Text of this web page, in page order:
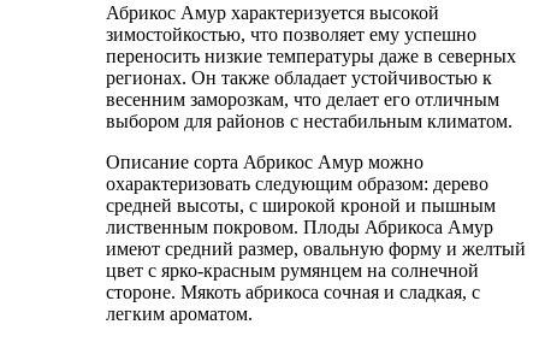
Абрикос Амур характеризуется высокой
зимостойкостью, что позволяет ему успешно
переносить низкие температуры даже в северных
регионах. Он также обладает устойчивостью к
весенним заморозкам, что делает его отличным
выбором для районов с нестабильным климатом.
Описание сорта Абрикос Амур можно
охарактеризовать следующим образом: дерево
средней высоты, с широкой кроной и пышным
лиственным покровом. Плоды Абрикоса Амур
имеют средний размер, овальную форму и желтый
цвет с ярко-красным румянцем на солнечной
стороне. Мякоть абрикоса сочная и сладкая, с
легким ароматом.